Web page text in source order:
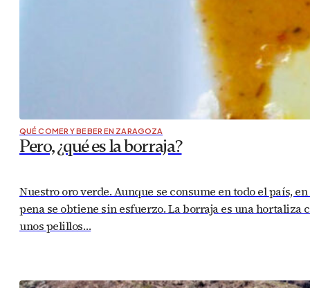
QUÉ COMER Y BEBER EN ZARAGOZA
Pero, ¿qué es la borraja?
Nuestro oro verde. Aunque se consume en todo el país,
pena se obtiene sin esfuerzo. La borraja es una
unos pelillos…